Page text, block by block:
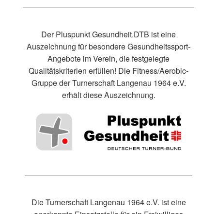
Der Pluspunkt Gesundheit.DTB ist eine
Auszeichnung für besondere Gesundheitssport-
Angebote im Verein, die festgelegte
Qualitätskriterien erfüllen! Die Fitness/Aerobic-
Gruppe der Turnerschaft Langenau 1964 e.V.
erhält diese Auszeichnung.
Die Turnerschaft Langenau 1964 e.V. ist eine